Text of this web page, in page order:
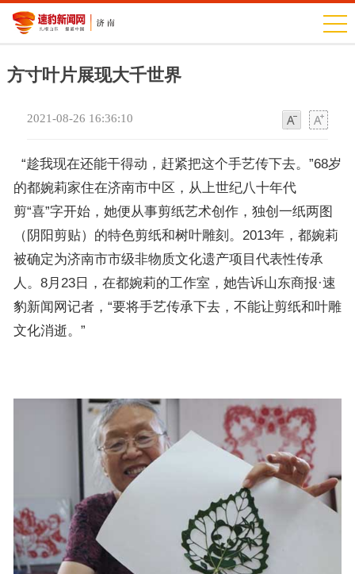
方寸叶片展现大千世界
2021-08-26 16:36:10
“趁我现在还能干得动，赶紧把这个手艺传下去。”68岁
的都婉莉家住在济南市中区，从上世纪八十年代
剪“喜”字开始，她便从事剪纸艺术创作，独创一纸两图
（阴阳剪贴）的特色剪纸和树叶雕刻。2013年，都婉莉
被确定为济南市市级非物质文化遗产项目代表性传承
人。8月23日，在都婉莉的工作室，她告诉山东商报·速
豹新闻网记者，“要将手艺传承下去，不能让剪纸和叶雕
文化消逝。”